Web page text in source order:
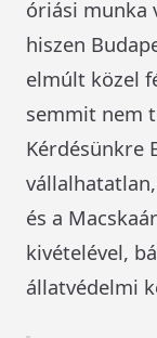
óriási munka
hiszen
elmúlt közel
semmit nem
Kérdésünkre
és a
kivételével,
állatvédelmi